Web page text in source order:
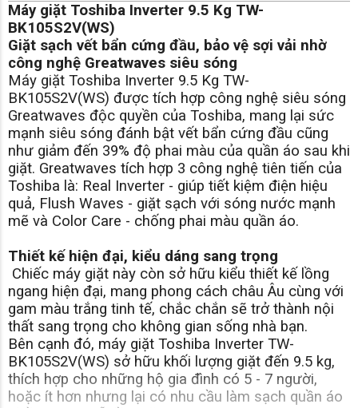
Máy giặt Toshiba Inverter 9.5 Kg TW-
BK105S2V(WS)
Giặt sạch vết bẩn cứng đầu, bảo vệ sợi vải nhờ
công nghệ Greatwaves siêu sóng
Máy giặt Toshiba Inverter 9.5 Kg TW-
BK105S2V(WS) được tích hợp công nghệ siêu sóng
Greatwaves độc quyền của Toshiba, mang lại sức
mạnh siêu sóng đánh bật vết bẩn cứng đầu cũng
như giảm đến 39% độ phai màu của quần áo sau khi
giặt. Greatwaves tích hợp 3 công nghệ tiên tiến của
Toshiba là: Real Inverter - giúp tiết kiệm điện hiệu
quả, Flush Waves - giặt sạch với sóng nước mạnh
mẽ và Color Care - chống phai màu quần áo.
Thiết kế hiện đại, kiểu dáng sang trọng
Chiếc máy giặt này còn sở hữu kiểu thiết kế lồng
ngang hiện đại, mang phong cách châu Âu cùng với
gam màu trắng tinh tế, chắc chắn sẽ trở thành nội
thất sang trọng cho không gian sống nhà bạn.
Bên cạnh đó, máy giặt Toshiba Inverter TW-
BK105S2V(WS) sở hữu khối lượng giặt đến 9.5 kg,
thích hợp cho những hộ gia đình có 5 - 7 người,
hoặc ít hơn nhưng lại có nhu cầu làm sạch quần áo